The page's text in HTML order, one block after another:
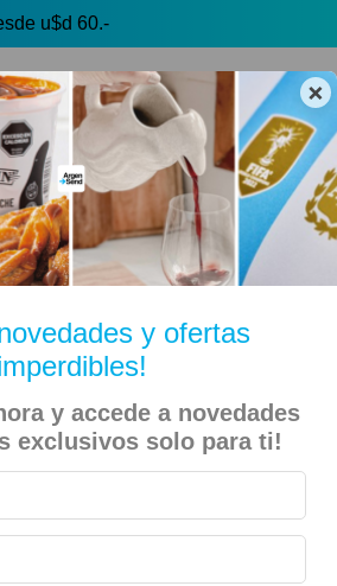
×
y ofertas
y accede a novedades
exclusivos solo para ti!
u$d 60.-
🏷️ Todas las categorías
Alfajores y Conitos
con Stevia – 6 Unidades